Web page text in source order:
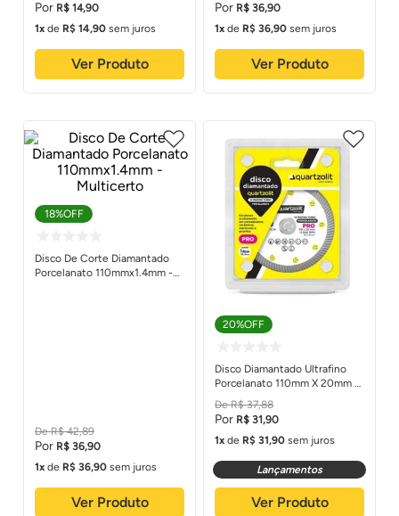
R$ 14,90
1
de R$ 14,90 sem juros
Ver Produto
R$ 36,90
1
de R$ 36,90 sem juros
Ver Produto
18%OFF
Disco De Corte Diamantado
Porcelanato 110mmx1.4mm -
R$ 42,89
R$ 36,90
1
de R$ 36,90 sem juros
Ver Produto
20%OFF
Disco Diamantado Ultrafino
Porcelanato 110mm X 20mm -
Quartzolit
R$ 37,88
R$ 31,90
1
de R$ 31,90 sem juros
Lançamentos
Ver Produto